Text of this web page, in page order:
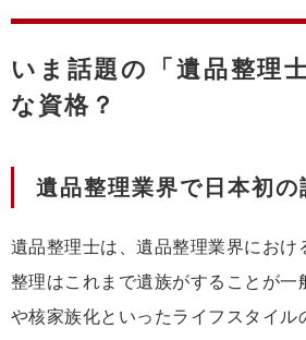
いま話題の「遺品整理
な資格？
遺品整理業界で日本初の
遺品整理士は、遺品整理業界におけ
整理はこれまで遺族がすることが一
や核家族化といったライフスタイル